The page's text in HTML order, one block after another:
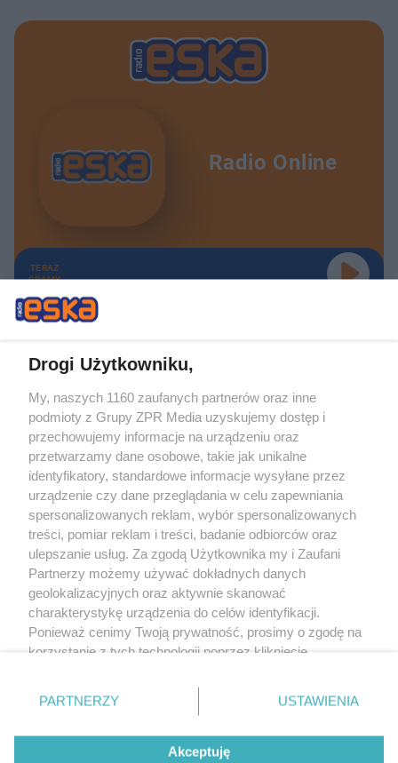
Radio Online
TERAZ
GRAMY
Żaden utwór zamieszczony w serwisie nie może być powielany i
rozpowszechniany lub dalej rozpowszechniany w jakikolwiek sposób (w
tym także elektroniczny lub mechaniczny) na jakimkolwiek polu
eksploatacji w jakiejkolwiek formie, włącznie z umieszczaniem w Internecie
bez pisemnej zgody właściciela praw. Jakiekolwiek użycie lub
wykorzystanie utworów w całości lub w części z naruszeniem prawa, tzn.
bez właściwej zgody, jest zabronione pod groźbą kary i może być ścigane
prawnie.
O nas
Drogi Użytkowniku,
My, naszych 1160 zaufanych partnerów oraz inne
podmioty z Grupy ZPR Media uzyskujemy dostęp i
przechowujemy informacje na urządzeniu oraz
przetwarzamy dane osobowe, takie jak unikalne
identyfikatory, standardowe informacje wysyłane przez
urządzenie czy dane przeglądania w celu zapewniania
spersonalizowanych reklam, wybór spersonalizowanych
treści, pomiar reklam i treści, badanie odbiorców oraz
ulepszanie usług. Za zgodą Użytkownika my i Zaufani
Partnerzy możemy używać dokładnych danych
geolokalizacyjnych oraz aktywnie skanować
charakterystykę urządzenia do celów identyfikacji.
Ponieważ cenimy Twoją prywatność, prosimy o zgodę na
korzystanie z tych technologii poprzez kliknięcie
zmienić/wycofać klikając przycisk ustawień prywatności
znajdujący się w lewym dolnym rogu strony
rodzaje przetwarzania danych nie wymagają zgody
użytkownika, ale masz prawo sprzeciwić się takiemu
PARTNERZY USTAWIENIA
Akceptuję